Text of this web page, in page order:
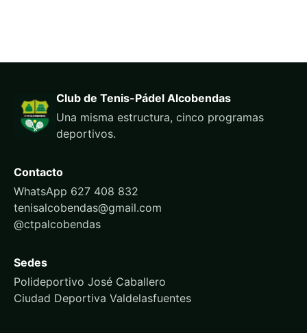
Club de Tenis-Pádel Alcobendas
Una misma estructura, cinco programas
deportivos.
Contacto
WhatsApp 627 408 832
tenisalcobendas@gmail.com
@ctpalcobendas
Sedes
Polideportivo José Caballero
Ciudad Deportiva Valdelasfuentes